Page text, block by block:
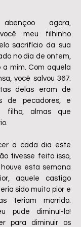
agora,
meu filhinho
sacrifício da sua
no dia de ontem,
mim. Com aquela
você salvou 367.
delas eram de
de pecadores, e
filho, almas que
a cada dia este
tivesse feito isso,
esta semana
aquele castigo
sido muito pior e
teriam morrido.
pude diminuí-lo!
para diminuir os